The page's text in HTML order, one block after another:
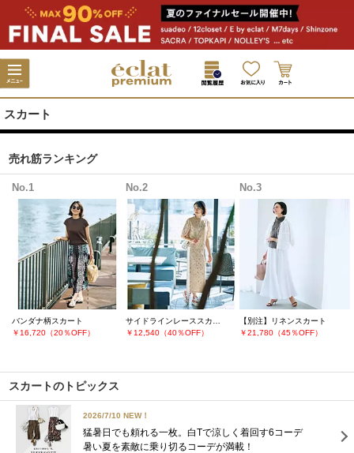
スカート
売れ筋ランキング
No.1
バンダナ柄スカート
￥16,720（20％OFF）
No.2
￥12,540（40％OFF）
No.3
【別注】リネンスカート
￥21,780（45％OFF）
スカートのトピックス
2026/7/10 NEW！
猛暑日でも頼れる一枚。白Tで涼しく着回す6コーデ
暑い夏を素敵に乗り切るコーデが満載！